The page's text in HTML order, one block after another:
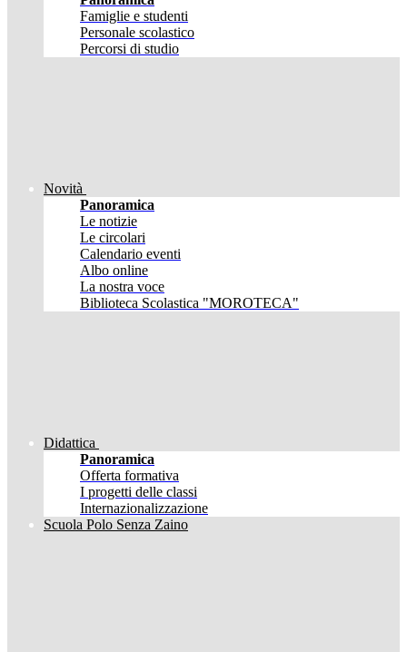
Famiglie e studenti
Personale scolastico
Percorsi di studio
Novità
Panoramica
Le notizie
Le circolari
Calendario eventi
Albo online
La nostra voce
Biblioteca Scolastica "MOROTECA"
Didattica
Panoramica
Offerta formativa
I progetti delle classi
Internazionalizzazione
Scuola Polo Senza Zaino